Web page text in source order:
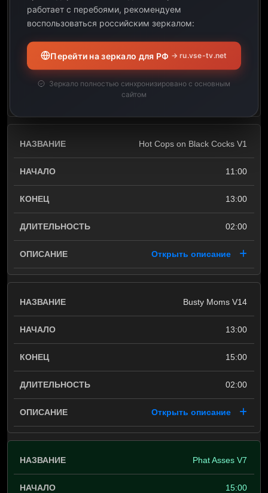
11:00
02:00
Hot Cops on Black Cocks V1
11:00
13:00
02:00
Открыть описание
Busty Moms V14
13:00
15:00
02:00
Открыть описание
Phat Asses V7
15:00
работает с перебоями, рекомендуем
воспользоваться российским зеркалом:
Перейти на зеркало для РФ → ru.vse-tv.net
Зеркало полностью синхронизировано с основным
сайтом